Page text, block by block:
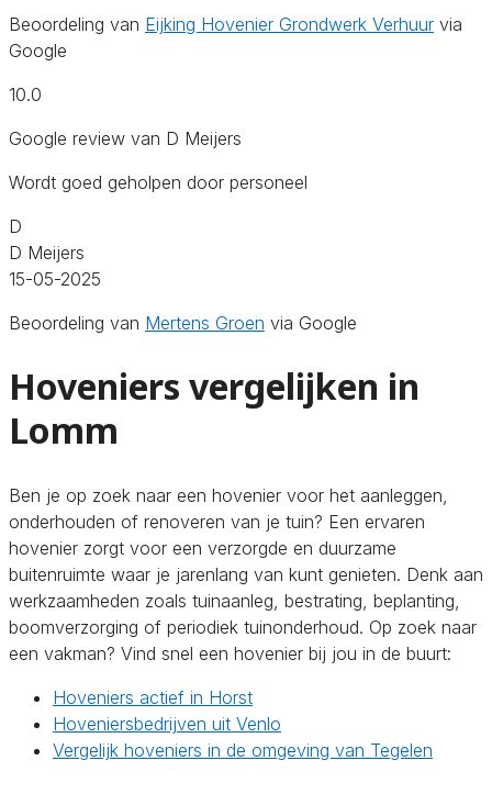
Beoordeling van Eijking Hovenier Grondwerk Verhuur via
Google
10.0
Google review van D Meijers
Wordt goed geholpen door personeel
D
D Meijers
15-05-2025
Beoordeling van Mertens Groen via Google
Hoveniers vergelijken in
Lomm
Ben je op zoek naar een hovenier voor het aanleggen,
onderhouden of renoveren van je tuin? Een ervaren
hovenier zorgt voor een verzorgde en duurzame
buitenruimte waar je jarenlang van kunt genieten. Denk aan
werkzaamheden zoals tuinaanleg, bestrating, beplanting,
boomverzorging of periodiek tuinonderhoud. Op zoek naar
een vakman? Vind snel een hovenier bij jou in de buurt:
Hoveniers actief in Horst
Hoveniersbedrijven uit Venlo
Vergelijk hoveniers in de omgeving van Tegelen